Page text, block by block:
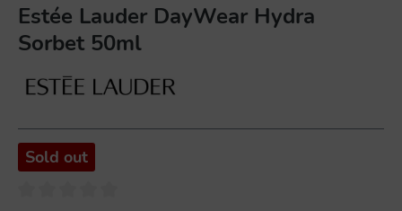
Estée Lauder DayWear Hydra
Sorbet 50ml
Sold out